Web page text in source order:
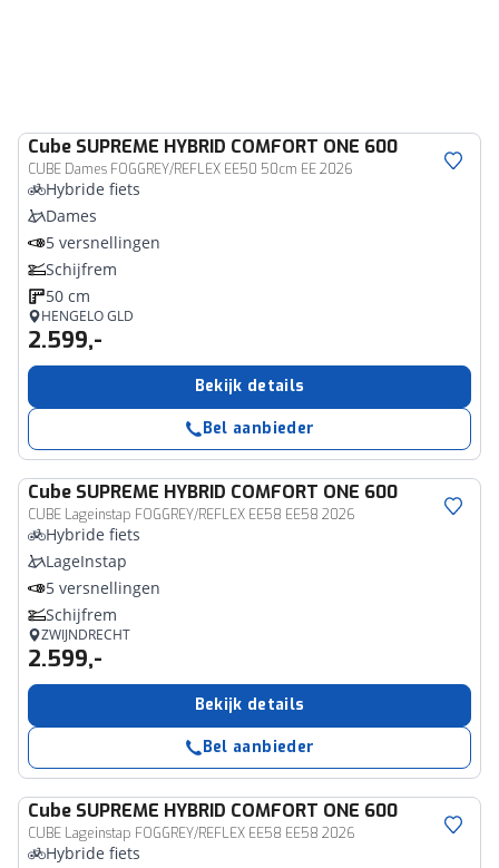
Cube SUPREME HYBRID COMFORT ONE 600
CUBE Dames FOGGREY/REFLEX EE50 50cm EE 2026
Hybride fiets
Dames
5 versnellingen
Schijfrem
50 cm
HENGELO GLD
2.599,-
Bekijk details
Bel aanbieder
Cube SUPREME HYBRID COMFORT ONE 600
CUBE Lageinstap FOGGREY/REFLEX EE58 EE58 2026
Hybride fiets
LageInstap
5 versnellingen
Schijfrem
ZWIJNDRECHT
2.599,-
Bekijk details
Bel aanbieder
Cube SUPREME HYBRID COMFORT ONE 600
CUBE Lageinstap FOGGREY/REFLEX EE58 EE58 2026
Hybride fiets